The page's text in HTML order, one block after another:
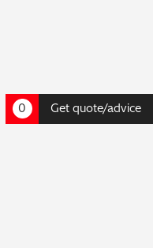
0 Get quote/advice